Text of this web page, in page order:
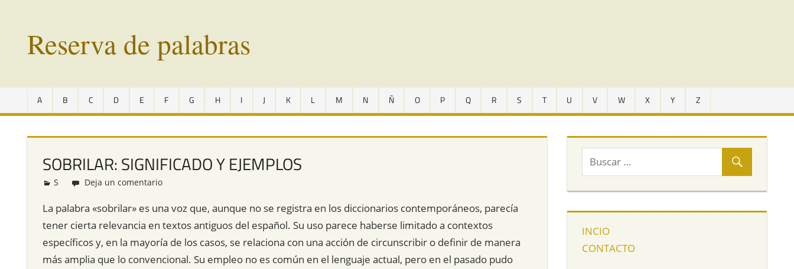
contenidoReserva de palabras
en
vías
extinción
todo
A B C D E F G H I J K L M N Ñ O P Q R S T U V W X Y Z
SOBRILAR: SIGNIFICADO Y EJEMPLOS
Redacción
S Deja un comentario
La palabra «sobrilar» es una voz que, aunque no se registra en los diccionarios contemporáneos, parecía
tener cierta relevancia en textos antiguos del español. Su uso parece haberse limitado a contextos
específicos y, en la mayoría de los casos, se relaciona con una acción de circunscribir o definir de manera
más amplia que lo convencional. Su empleo no es común en el lenguaje actual, pero en el pasado pudo
INCIO
CONTACTO